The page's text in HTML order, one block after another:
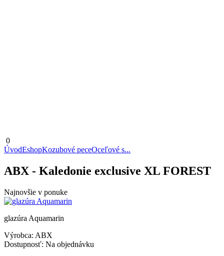
0
ÚvodEshopKozubové peceOceľové s...
ABX - Kaledonie exclusive XL FOREST
Najnovšie v ponuke
glazúra Aquamarin
Výrobca: ABX
Dostupnosť: Na objednávku